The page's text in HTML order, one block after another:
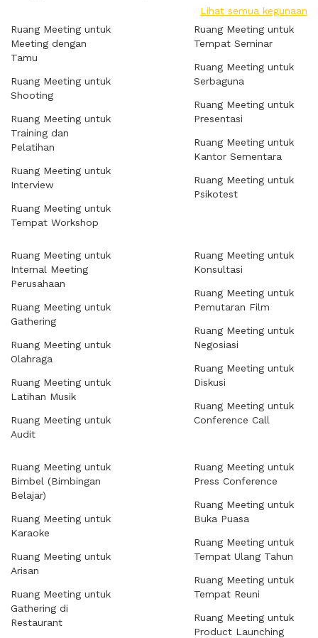
Lihat semua kegunaan
Ruang Meeting untuk
Meeting dengan
Tamu
Ruang Meeting untuk
Shooting
Ruang Meeting untuk
Training dan
Pelatihan
Ruang Meeting untuk
Interview
Ruang Meeting untuk
Tempat Workshop
Ruang Meeting untuk
Tempat Seminar
Ruang Meeting untuk
Serbaguna
Ruang Meeting untuk
Presentasi
Ruang Meeting untuk
Kantor Sementara
Ruang Meeting untuk
Psikotest
Ruang Meeting untuk
Internal Meeting
Perusahaan
Ruang Meeting untuk
Gathering
Ruang Meeting untuk
Olahraga
Ruang Meeting untuk
Latihan Musik
Ruang Meeting untuk
Audit
Ruang Meeting untuk
Konsultasi
Ruang Meeting untuk
Pemutaran Film
Ruang Meeting untuk
Negosiasi
Ruang Meeting untuk
Diskusi
Ruang Meeting untuk
Conference Call
Ruang Meeting untuk
Bimbel (Bimbingan
Belajar)
Ruang Meeting untuk
Karaoke
Ruang Meeting untuk
Arisan
Ruang Meeting untuk
Gathering di
Restaurant
Ruang Meeting untuk
Press Conference
Ruang Meeting untuk
Buka Puasa
Ruang Meeting untuk
Tempat Ulang Tahun
Ruang Meeting untuk
Tempat Reuni
Ruang Meeting untuk
Product Launching